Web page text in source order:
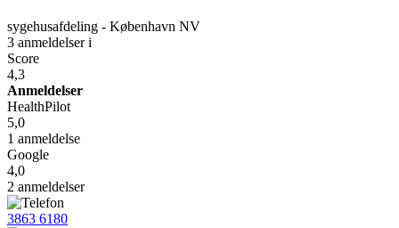
sygehusafdeling - København NV
3 anmeldelseri
Score
4,3
Anmeldelser
HealthPilot
5,0
1 anmeldelse
Google
4,0
2 anmeldelser
3863 6180